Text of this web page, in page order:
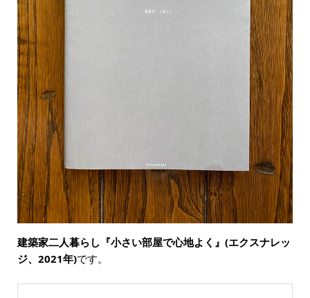
建築家二人暮らし『小さい部屋で心地よく』(エクスナレッ
ジ、2021年)です。